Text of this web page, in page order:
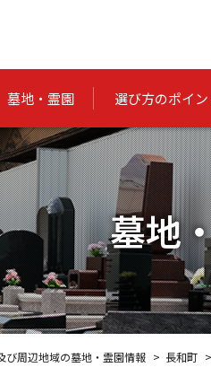
墓地・霊園 選び方のポイン
墓地
び周辺地域の墓地・霊園情報 長和町